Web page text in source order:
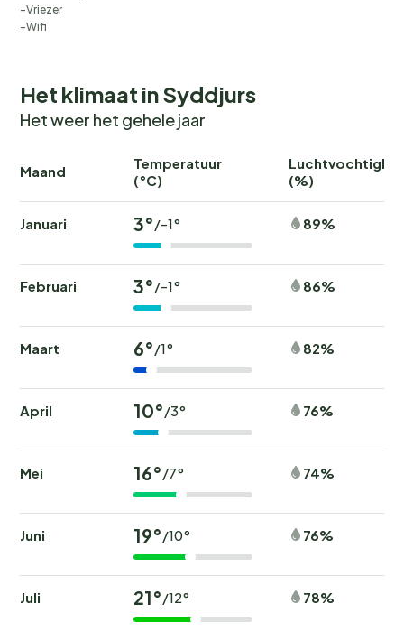
Vriezer
Wifi
Het klimaat in Syddjurs
Het weer het gehele jaar
Maand
Temperatuur
(°C)
(%)
Januari 3°/-1° 89%
Februari 3°/-1° 86%
Maart 6°/1° 82%
April 10°/3° 76%
Mei 16°/7° 74%
Juni 19°/10° 76%
Juli 21°/12° 78%